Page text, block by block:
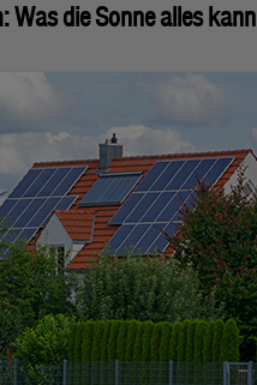
Was die Sonne alles kann